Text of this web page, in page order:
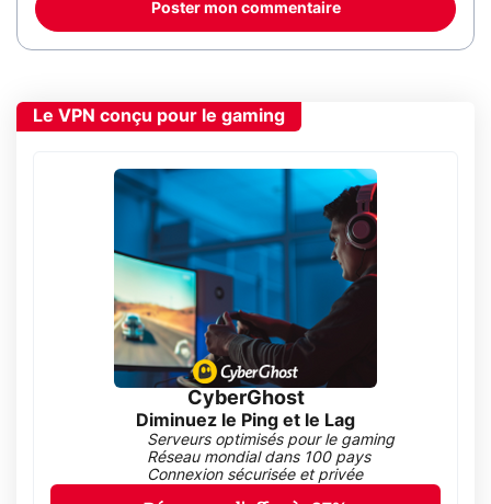
Poster mon commentaire
Le VPN conçu pour le gaming
CyberGhost
Diminuez le Ping et le Lag
Serveurs optimisés pour le gaming
Réseau mondial dans 100 pays
Connexion sécurisée et privée